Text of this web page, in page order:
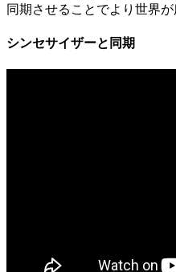
同期させることでより世界が
シンセサイザーと同期